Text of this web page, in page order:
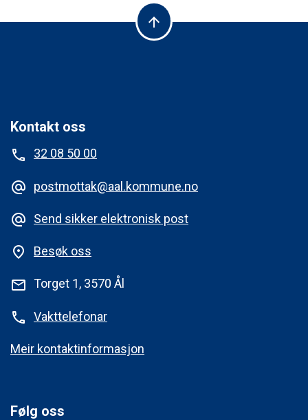
arrow_upward
Kontakt oss
phone
32 08 50 00
alternate_email postmottak@aal.kommune.no
alternate_email Send sikker elektronisk post
place Besøk oss
mail Torget 1, 3570 Ål
phone Vakttelefonar
Meir kontaktinformasjon
Følg oss